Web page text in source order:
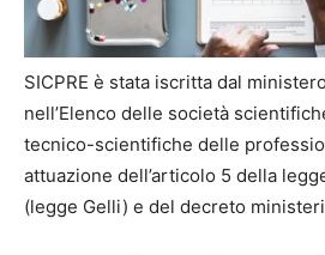
SICPRE è stata iscritta dal
nell’Elenco delle società
tecnico-scientifiche delle
attuazione dell’articolo 5 della
(legge Gelli) e del decreto